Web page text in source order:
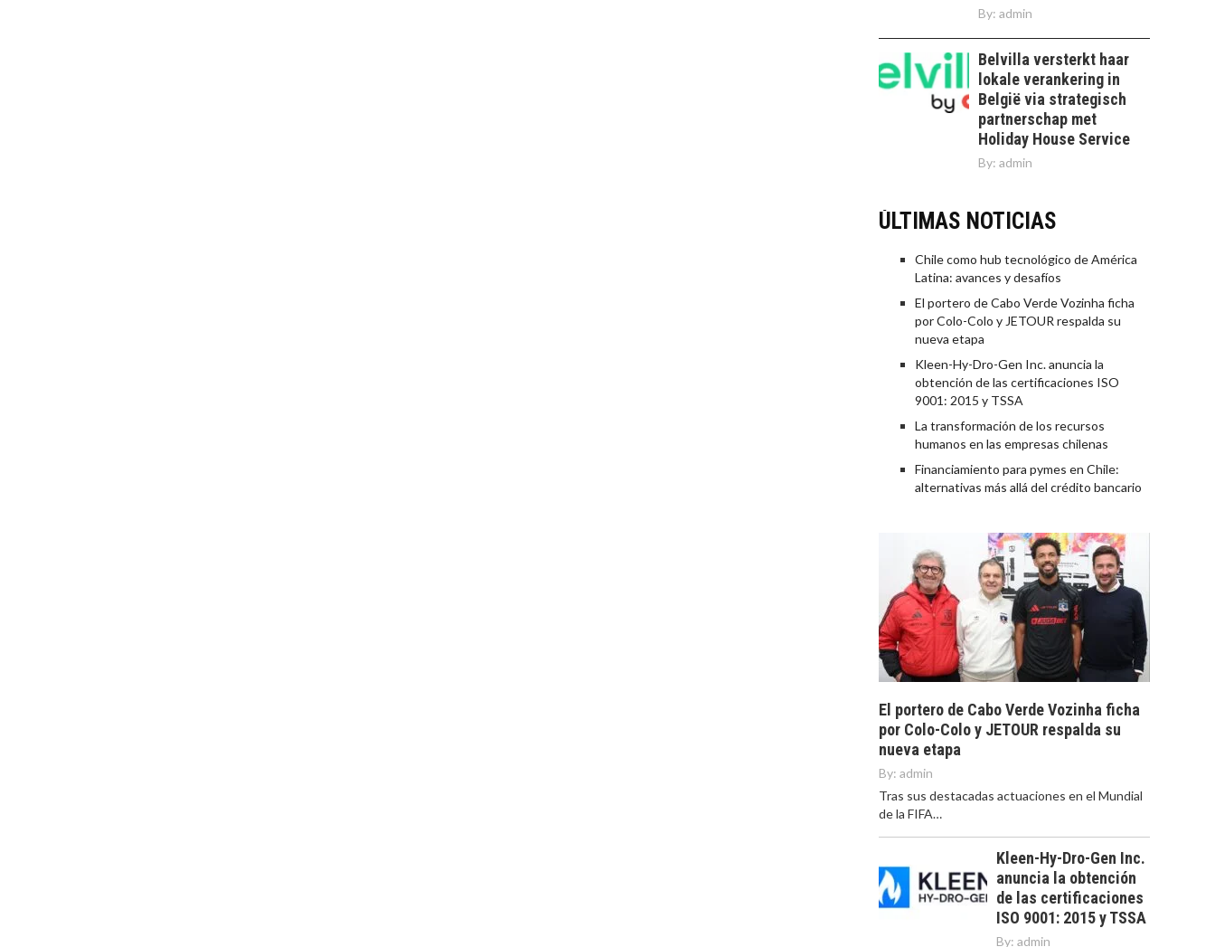
By: admin
Belvilla versterkt haar
lokale verankering in
België via strategisch
partnerschap met
Holiday House Service
By: admin
ÚLTIMAS NOTICIAS
Chile como hub tecnológico de América
Latina: avances y desafíos
El portero de Cabo Verde Vozinha ficha
por Colo-Colo y JETOUR respalda su
nueva etapa
Kleen-Hy-Dro-Gen Inc. anuncia la
obtención de las certificaciones ISO
9001: 2015 y TSSA
La transformación de los recursos
humanos en las empresas chilenas
Financiamiento para pymes en Chile:
alternativas más allá del crédito bancario
El portero de Cabo Verde Vozinha ficha
por Colo-Colo y JETOUR respalda su
nueva etapa
By: admin
Tras sus destacadas actuaciones en el Mundial
de la FIFA…
Kleen-Hy-Dro-Gen Inc.
anuncia la obtención
de las certificaciones
ISO 9001: 2015 y TSSA
By: admin